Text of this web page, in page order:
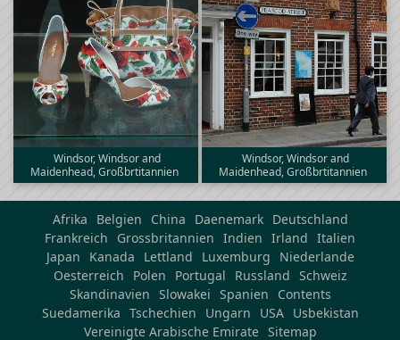
Windsor, Windsor and
Maidenhead, Großbrtitannien
Windsor, Windsor and
Maidenhead, Großbrtitannien
Afrika Belgien China Daenemark
Deutschland
Frankreich
Grossbritannien Indien Irland Italien
Japan
Kanada Lettland Luxemburg
Niederlande
Oesterreich
Polen Portugal Russland Schweiz
Skandinavien Slowakei Spanien
Contents
Suedamerika Tschechien Ungarn USA
Usbekistan
Vereinigte Arabische Emirate Sitemap